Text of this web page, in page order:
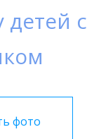
детей с
фото